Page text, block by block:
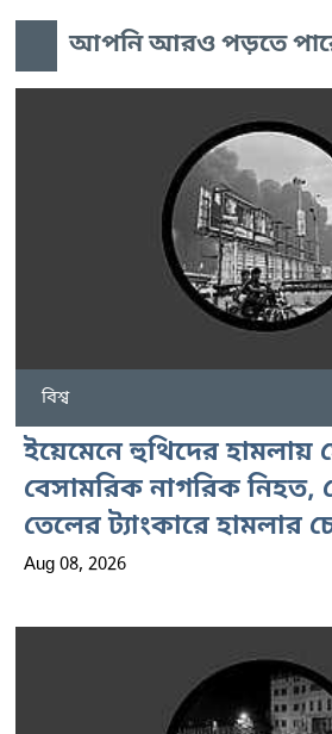
আপনি আরও পড়তে
বিশ্ব
ইয়েমেনে হুথিদের হামলায়
বেসামরিক নাগরিক নিহত,
তেলের ট্যাংকারে হামলার
Aug 08, 2026